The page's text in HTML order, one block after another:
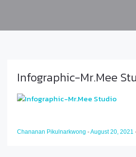
Infographic-Mr.Mee
Chananan Pikulnarkwong -August 20, 2021